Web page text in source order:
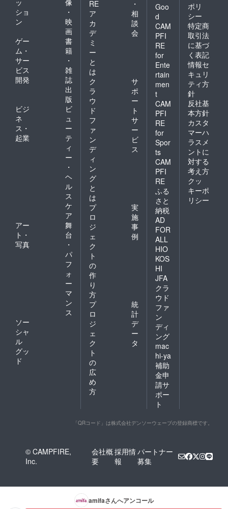
です。「す
べての人々
に“楽しい”を
お届けした
い」という
想いで会社
名にしまし
た。地球上
のすべての
人々にアー
ト・デザイ
ンを日常で
楽しむ暮ら
しやD.I.Y.に
熱中できる
Happy Time
をご提供す
ることを
ミッション
とし、社員
一丸となっ
てブレない
製品作りを
してまいり
ます。
We are smile
producers!
地球に笑顔
をお届けす
るために！
ッ
ショ
ン
像
・
映
画
ゲー
ム・
サー
ビス
開発
書
籍
・
雑
誌
出
版
ビジ
ネ
ス・
起業
ビ
ュ
ー
テ
ィ
ー
・
ヘ
ル
ス
ケ
ア
アー
ト・
写真
舞
台
・
パ
フ
ォ
ー
マ
ン
ス
ソー
シャ
ル
グッ
ド
RE
ア
カ
デ
ミ
ー
と
は
・
相
談
会
ク
ラ
ウ
ド
フ
ァ
ン
デ
ィ
ン
グ
と
は
サ
ポ
ー
ト
サ
ー
ビ
ス
プ
ロ
ジ
ェ
ク
ト
の
作
り
方
実
施
事
例
プ
ロ
ジ
ェ
ク
ト
の
広
め
方
統
計
デ
ー
タ
Goo
d
CAM
PFI
RE
for
Ente
rtain
men
t
CAM
PFI
RE
for
Spor
ts
CAM
PFI
RE
ふる
さと
納税
AD
FOR
ALL
HIO
KOS
HI
JFA
クラ
ウド
ファ
ン
ディ
ング
mac
hi-ya
補助
金申
請サ
ポー
ト
ポリ
シー
特定商
取引法
に基づ
く表記
情報セ
キュリ
ティ方
針
反社基
本方針
カスタ
マーハ
ラスメ
ントに
対する
考え方
クッ
キーポ
リシー
「QRコード」は株式会社デンソーウェーブの登録商標です。
© CAMPFIRE,
Inc.
会社概
要
採用情
報
パートナー
募集
amifaさんへアンコール